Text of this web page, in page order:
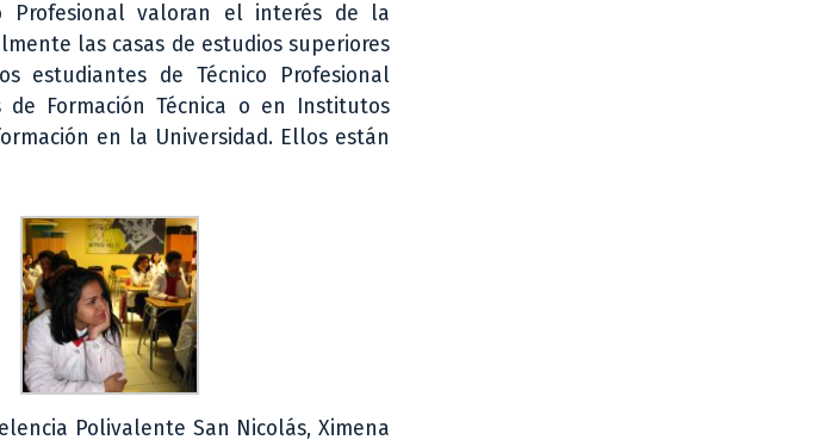
Profesional valoran el interés de la
las casas de estudios superiores
estudiantes de Técnico Profesional
Formación Técnica o en Institutos
en la Universidad. Ellos están
Polivalente San Nicolás, Ximena